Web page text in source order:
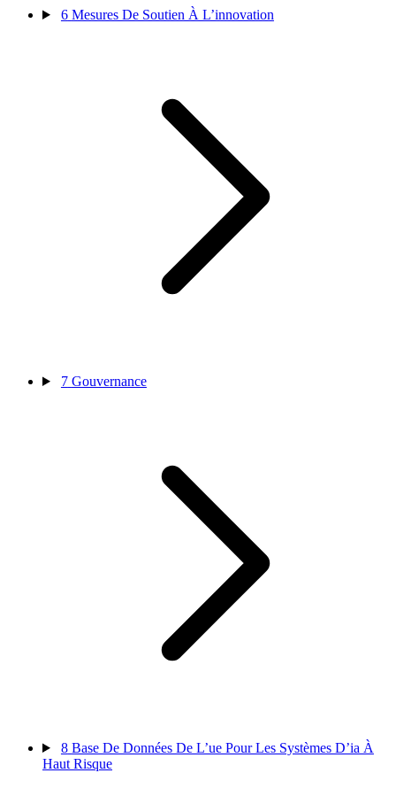
6 Mesures De Soutien À L’innovation
7 Gouvernance
8 Base De Données De L’ue Pour Les Systèmes D’ia À
Haut Risque